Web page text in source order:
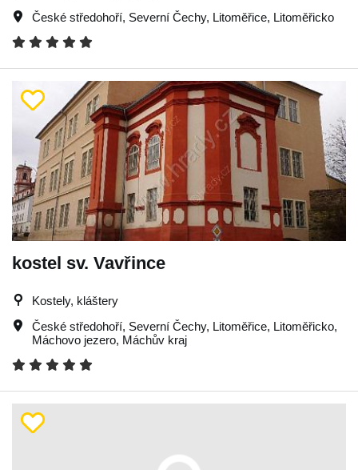
České středohoří, Severní Čechy, Litoměřice, Litoměřicko
kostel sv. Vavřince
Kostely, kláštery
České středohoří, Severní Čechy, Litoměřice, Litoměřicko,
Máchovo jezero, Máchův kraj